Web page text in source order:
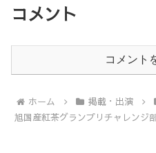
コメント
コメント
ホーム 掲載・出演
旭国産紅茶グランプリチャレン